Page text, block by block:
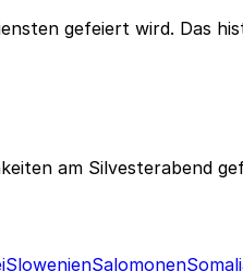
gefeiert wird. Das
am Silvesterabend
SlowenienSalomonen